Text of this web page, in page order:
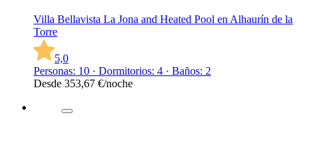
Villa Bellavista La Jona and Heated Pool en Alhaurín de la
Torre
5,0
Personas: 10 · Dormitorios: 4 · Baños: 2
Desde 353,67 €/noche